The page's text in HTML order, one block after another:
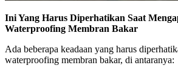
Ini Yang Harus Diperhatikan Saat
Waterproofing Membran Bakar
Ada beberapa keadaan yang harus
waterproofing membran bakar, di antaranya: